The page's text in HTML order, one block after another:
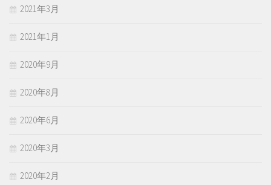
2021年3月
2021年1月
2020年9月
2020年8月
2020年6月
2020年3月
2020年2月